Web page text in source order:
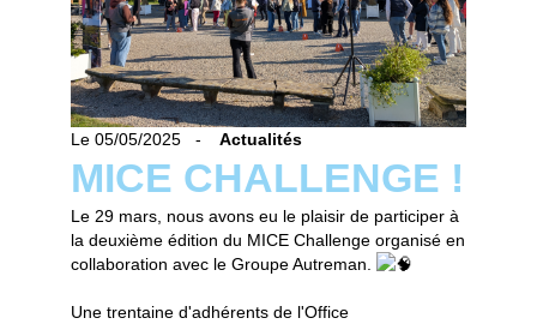
Le 05/05/2025 - Actualités
MICE CHALLENGE !
Le 29 mars, nous avons eu le plaisir de participer à
la deuxième édition du MICE Challenge organisé en
collaboration avec le Groupe Autreman.
Une trentaine d'adhérents de l'Office